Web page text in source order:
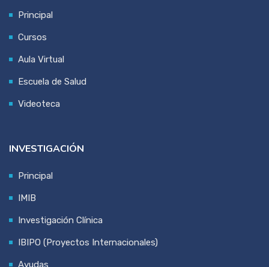
Principal
Cursos
Aula Virtual
Escuela de Salud
Videoteca
INVESTIGACIÓN
Principal
IMIB
Investigación Clínica
IBIPO (Proyectos Internacionales)
Ayudas